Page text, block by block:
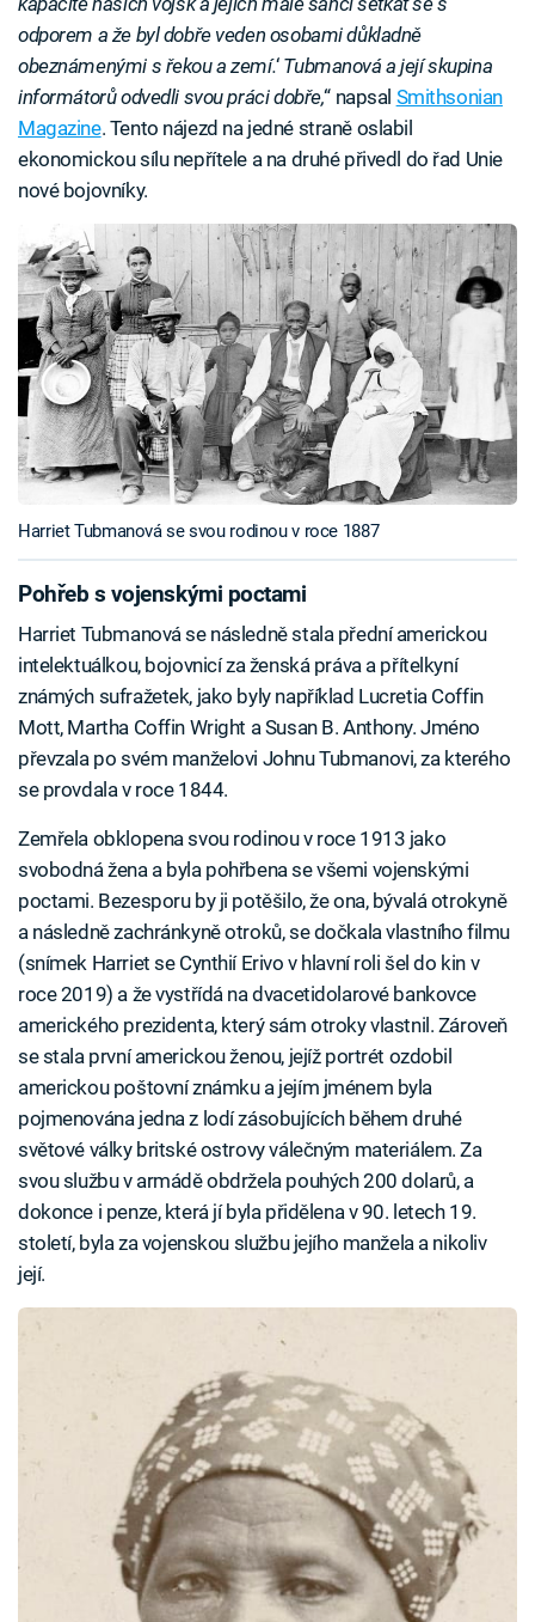
odporem a že byl dobře veden osobami důkladně
obeznámenými s řekou a zemí.‘Tubmanová a její skupina
informátorů odvedli svou práci dobře,“ napsal Smithsonian
Magazine. Tento nájezd na jedné straně oslabil
ekonomickou sílu nepřítele a na druhé přivedl do řad Unie
nové bojovníky.
Harriet Tubmanová se svou rodinou v roce 1887
Pohřeb s vojenskými poctami
Harriet Tubmanová se následně stala přední americkou
intelektuálkou, bojovnicí za ženská práva a přítelkyní
známých sufražetek, jako byly například Lucretia Coffin
Mott, Martha Coffin Wright a Susan B. Anthony. Jméno
převzala po svém manželovi Johnu Tubmanovi, za kterého
se provdala v roce 1844.
Zemřela obklopena svou rodinou v roce 1913 jako
svobodná žena a byla pohřbena se všemi vojenskými
poctami. Bezesporu by ji potěšilo, že ona, bývalá otrokyně
a následně zachránkyně otroků, se dočkala vlastního filmu
(snímek Harriet se Cynthií Erivo v hlavní roli šel do kin v
roce 2019) a že vystřídá na dvacetidolarové bankovce
amerického prezidenta, který sám otroky vlastnil. Zároveň
se stala první americkou ženou, jejíž portrét ozdobil
americkou poštovní známku a jejím jménem byla
pojmenována jedna z lodí zásobujících během druhé
světové války britské ostrovy válečným materiálem. Za
svou službu v armádě obdržela pouhých 200 dolarů, a
dokonce i penze, která jí byla přidělena v 90. letech 19.
století, byla za vojenskou službu jejího manžela a nikoliv
její.